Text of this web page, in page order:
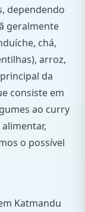
dependendo
geralmente
chá,
arroz,
da
consiste em
ao curry
o possível
Katmandu